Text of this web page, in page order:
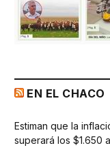
EN EL CHACO
Estiman que la
superará los $1.650